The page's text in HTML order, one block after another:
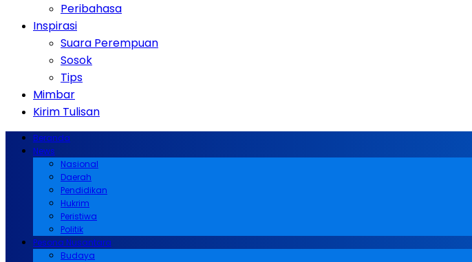
Peribahasa
Inspirasi
Suara Perempuan
Sosok
Tips
Mimbar
Kirim Tulisan
Beranda
News
Nasional
Daerah
Pendidikan
Hukrim
Peristiwa
Politik
Pesona Nusantara
Budaya